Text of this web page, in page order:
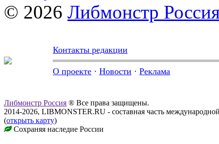
© 2026 Либмонстр
Контакты редакции
О проекте · Новости · Реклама
Либмонстр Россия ® Все права защищены.
2014-2026, LIBMONSTER.RU - составная часть
(открыть карту)
Сохраняя наследие России